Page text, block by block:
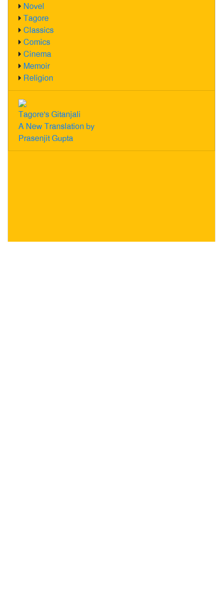
Novel
Tagore
Classics
Comics
Cinema
Memoir
Religion
Tagore's Gitanjali
A New Translation by
Prasenjit Gupta